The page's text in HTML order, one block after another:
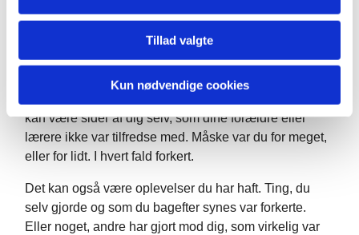
Tillad valgte
Kun nødvendige cookies
Den kanaanæiske kvinde kunne meget vel
symbolisere noget i livet, du ikke bryder dig om. Noget,
kan være sider af dig selv, som dine forældre eller
lærere ikke var tilfredse med. Måske var du for meget,
eller for lidt. I hvert fald forkert.
Det kan også være oplevelser du har haft. Ting, du
selv gjorde og som du bagefter synes var forkerte.
Eller noget, andre har gjort mod dig, som virkelig var